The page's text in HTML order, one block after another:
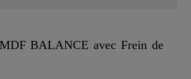
BALANCE avec Frein de